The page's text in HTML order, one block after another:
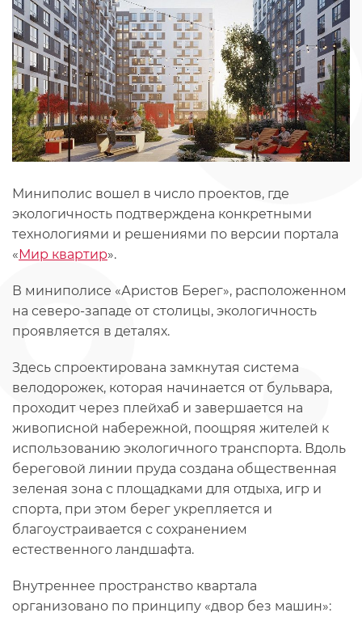
Миниполис вошел в число проектов, где
экологичность подтверждена конкретными
технологиями и решениями по версии портала
«Мир квартир».
В миниполисе «Аристов Берег», расположенном
на северо-западе от столицы, экологичность
проявляется в деталях.
Здесь спроектирована замкнутая система
велодорожек, которая начинается от бульвара,
проходит через плейхаб и завершается на
живописной набережной, поощряя жителей к
использованию экологичного транспорта. Вдоль
береговой линии пруда создана общественная
зеленая зона с площадками для отдыха, игр и
спорта, при этом берег укрепляется и
благоустраивается с сохранением
естественного ландшафта.
Внутреннее пространство квартала
организовано по принципу «двор без машин»: